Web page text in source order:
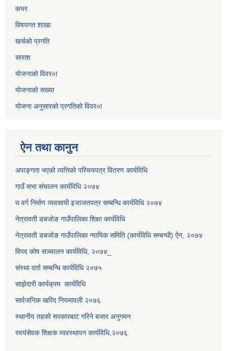
कभर
विषयगत शाखा
खर्चकाे प्रगति
साराश
याेजनाकाे विवर०ा
याेजनाकाे सख्या
याेजना अनुसारकाे प्रगतिकाे विवर०ा
ऐन तथा कानुन
अपाङ्गता भएकाे व्यत्तिकाे परिचयपत्र वितरण कार्यविधि
गाउँ सभा संचालन कार्यविधि २०७४
घ वर्ग निर्माण व्यवसायी इजाजतपत्र सम्बन्धि कार्यविधि २०७४
नेत्रावती डबजाेङ गाउँपालिका शिक्षा कार्यविधि
नेत्रावती डबजोङ गाउँपालिका न्यायिक समिति (कार्यविधि सम्बन्धी) ऐन, २०७४
विपद काेष सञ्चालन कार्यविधि, २०७४_
संस्था दर्ता सम्बन्धि कार्यविधि २०७५
साझेदारी कार्यक्रम कार्यविधि
सार्वजनिक खरिद नियमावली २०७६
स्थानीय तहको सरकारबाट गरिने बजार अनुगमन
स्वयंसेवक शिक्षक व्यवस्थापन कार्यविधि,२०७६